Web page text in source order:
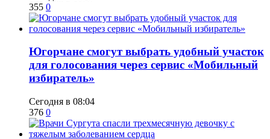
355 0
Югорчане смогут выбрать удобный участок
для голосования через сервис «Мобильный
избиратель»
Сегодня в 08:04
376 0